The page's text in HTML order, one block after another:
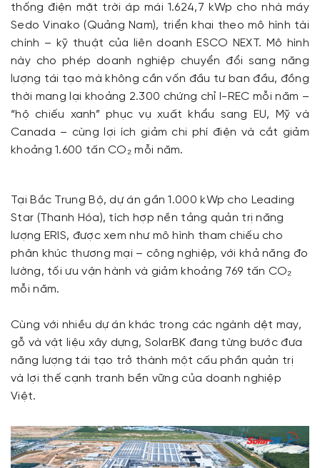
thống điện mặt trời áp mái 1.624,7 kWp cho nhà máy
Sedo Vinako (Quảng Nam), triển khai theo mô hình tài
chính – kỹ thuật của liên doanh ESCO NEXT. Mô hình
này cho phép doanh nghiệp chuyển đổi sang năng
lượng tái tạo mà không cần vốn đầu tư ban đầu, đồng
thời mang lại khoảng 2.300 chứng chỉ I-REC mỗi năm –
“hộ chiếu xanh” phục vụ xuất khẩu sang EU, Mỹ và
Canada – cùng lợi ích giảm chi phí điện và cắt giảm
khoảng 1.600 tấn CO₂ mỗi năm.
Tại Bắc Trung Bộ, dự án gần 1.000 kWp cho Leading
Star (Thanh Hóa), tích hợp nền tảng quản trị năng
lượng ERIS, được xem như mô hình tham chiếu cho
phân khúc thương mại – công nghiệp, với khả năng đo
lường, tối ưu vận hành và giảm khoảng 769 tấn CO₂
mỗi năm.
Cùng với nhiều dự án khác trong các ngành dệt may,
gỗ và vật liệu xây dựng, SolarBK đang từng bước đưa
năng lượng tái tạo trở thành một cấu phần quản trị
và lợi thế cạnh tranh bền vững của doanh nghiệp
Việt.